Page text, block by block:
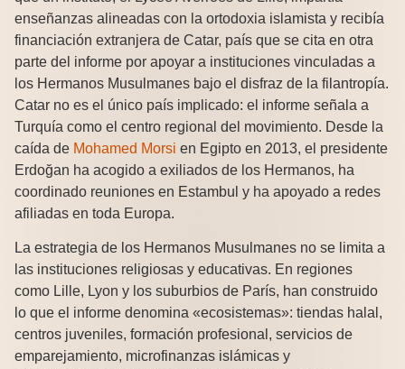
enseñanzas alineadas con la ortodoxia islamista y recibía
financiación extranjera de Catar, país que se cita en otra
parte del informe por apoyar a instituciones vinculadas a
los Hermanos Musulmanes bajo el disfraz de la filantropía.
Catar no es el único país implicado: el informe señala a
Turquía como el centro regional del movimiento. Desde la
caída de Mohamed Morsi en Egipto en 2013, el presidente
Erdoğan ha acogido a exiliados de los Hermanos, ha
coordinado reuniones en Estambul y ha apoyado a redes
afiliadas en toda Europa.
La estrategia de los Hermanos Musulmanes no se limita a
las instituciones religiosas y educativas. En regiones
como Lille, Lyon y los suburbios de París, han construido
lo que el informe denomina «ecosistemas»: tiendas halal,
centros juveniles, formación profesional, servicios de
emparejamiento, microfinanzas islámicas y